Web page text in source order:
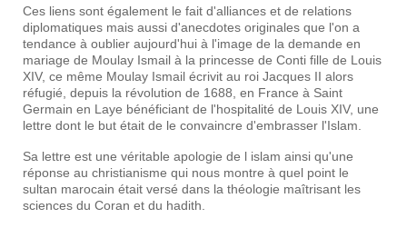
Ces liens sont également le fait d'alliances et de relations
diplomatiques mais aussi d'anecdotes originales que l'on a
tendance à oublier aujourd'hui à l'image de la demande en
mariage de Moulay Ismail à la princesse de Conti fille de Louis
XIV, ce même Moulay Ismail écrivit au roi Jacques II alors
réfugié, depuis la révolution de 1688, en France à Saint
Germain en Laye bénéficiant de l'hospitalité de Louis XIV, une
lettre dont le but était de le convaincre d'embrasser l'Islam.
Sa lettre est une véritable apologie de l islam ainsi qu'une
réponse au christianisme qui nous montre à quel point le
sultan marocain était versé dans la théologie maîtrisant les
sciences du Coran et du hadith.